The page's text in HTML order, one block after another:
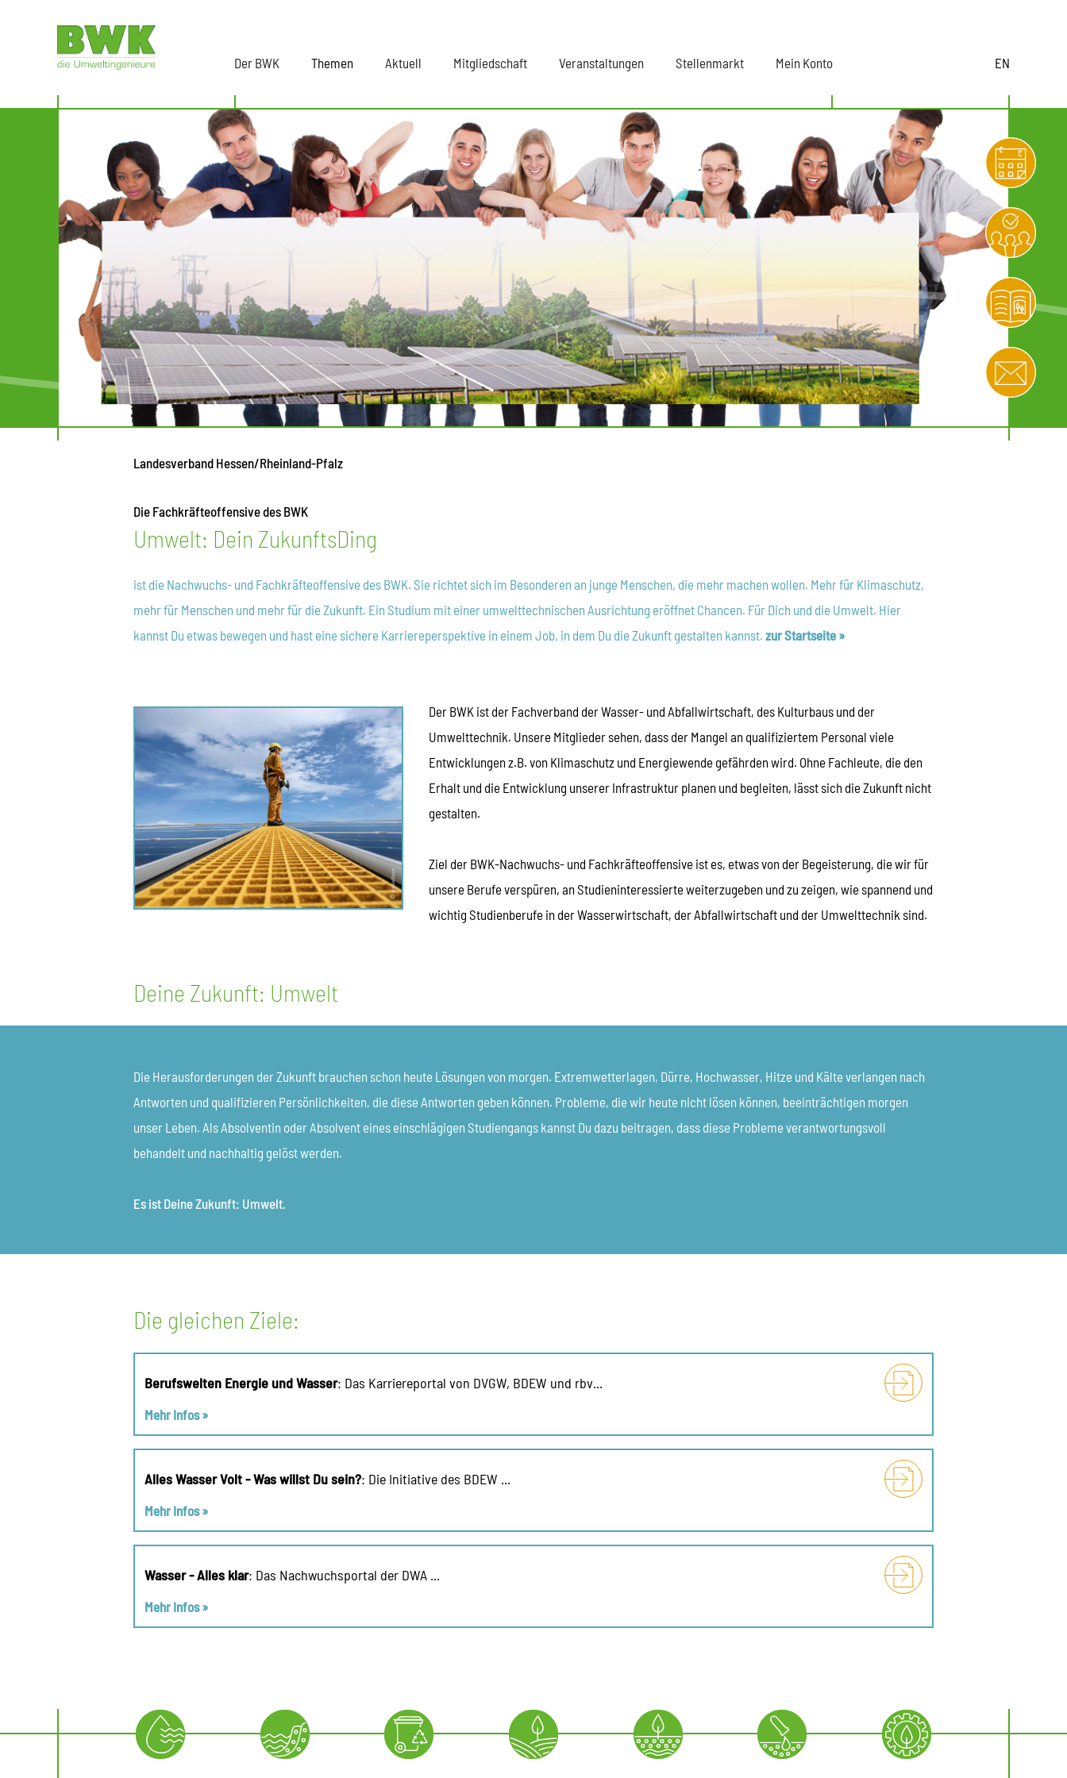
Der BWK Themen Aktuell Mitgliedschaft Veranstaltungen Stellenmarkt Mein Konto EN
Landesverband Hessen/Rheinland-Pfalz
Die Fachkräfteoffensive des BWK
Umwelt: Dein ZukunftsDing
ist die Nachwuchs- und Fachkräfteoffensive des BWK. Sie richtet sich im Besonderen an junge Menschen, die mehr machen wollen. Mehr für Klimaschutz,
mehr für Menschen und mehr für die Zukunft. Ein Studium mit einer umwelttechnischen Ausrichtung eröffnet Chancen. Für Dich und die Umwelt. Hier
kannst Du etwas bewegen und hast eine sichere Karriereperspektive in einem Job, in dem Du die Zukunft gestalten kannst. zur Startseite »
Der BWK ist der Fachverband der Wasser- und Abfallwirtschaft, des Kulturbaus und der
Umwelttechnik. Unsere Mitglieder sehen, dass der Mangel an qualifiziertem Personal viele
Entwicklungen z.B. von Klimaschutz und Energiewende gefährden wird. Ohne Fachleute, die den
Erhalt und die Entwicklung unserer Infrastruktur planen und begleiten, lässt sich die Zukunft nicht
gestalten.
Ziel der BWK-Nachwuchs- und Fachkräfteoffensive ist es, etwas von der Begeisterung, die wir für
unsere Berufe verspüren, an Studieninteressierte weiterzugeben und zu zeigen, wie spannend und
wichtig Studienberufe in der Wasserwirtschaft, der Abfallwirtschaft und der Umwelttechnik sind.
Deine Zukunft: Umwelt
Die Herausforderungen der Zukunft brauchen schon heute Lösungen von morgen. Extremwetterlagen, Dürre, Hochwasser, Hitze und Kälte verlangen nach
Antworten und qualifizieren Persönlichkeiten, die diese Antworten geben können. Probleme, die wir heute nicht lösen können, beeinträchtigen morgen
unser Leben. Als Absolventin oder Absolvent eines einschlägigen Studiengangs kannst Du dazu beitragen, dass diese Probleme verantwortungsvoll
behandelt und nachhaltig gelöst werden.
Es ist Deine Zukunft: Umwelt.
Die gleichen Ziele:
Berufswelten Energie und Wasser: Das Karriereportal von DVGW, BDEW und rbv...
Mehr Infos »
Alles Wasser Volt - Was willst Du sein?: Die Initiative des BDEW ...
Mehr Infos »
Wasser - Alles klar: Das Nachwuchsportal der DWA ...
Mehr Infos »